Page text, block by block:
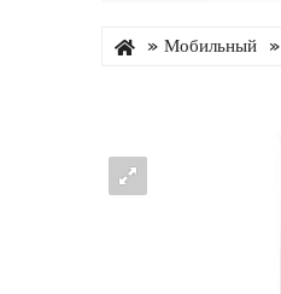
Мобильный